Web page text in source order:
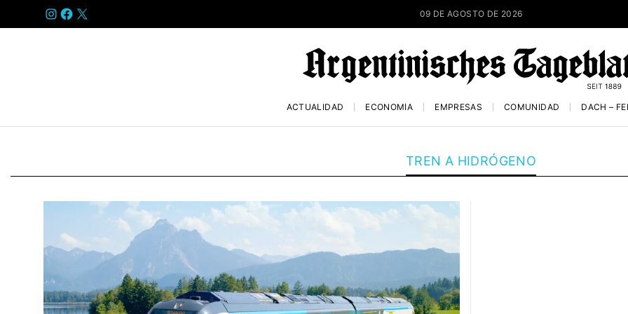
INSTAGRAM
FACEBOOK
X 09 DE AGOSTO DE 2026
ACTUALIDAD ECONOMÍA EMPRESAS COMUNIDAD DACH –
TREN A HIDRÓGENO